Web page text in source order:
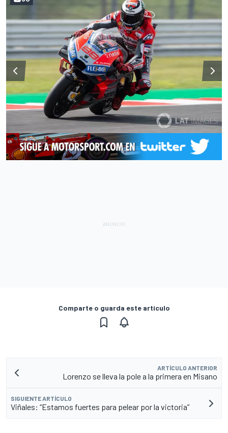
Comparte o guarda este artículo
ARTÍCULO ANTERIOR
Lorenzo se lleva la pole a la primera en Misano
SIGUIENTE ARTÍCULO
Viñales: “Estamos fuertes para pelear por la victoria”